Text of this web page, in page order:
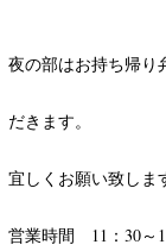
夜の部はお持ち帰り
だきます。
宜しくお願い致しま
営業時間 11：30～